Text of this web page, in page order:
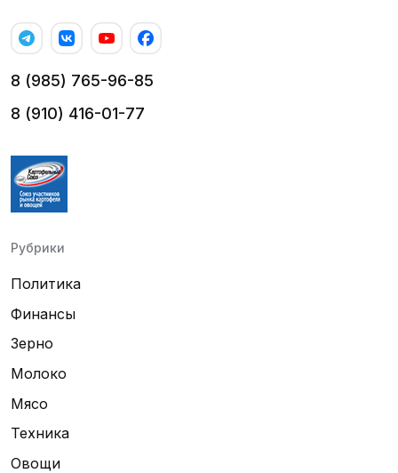
8 (985) 765-96-85
8 (910) 416-01-77
Рубрики
Политика
Финансы
Зерно
Молоко
Мясо
Техника
Овощи